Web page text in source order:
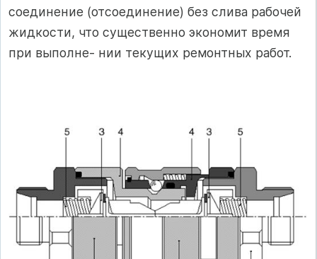
соединение (отсоединение) без слива рабочей
жидкости, что существенно экономит время
при выполне- нии текущих ремонтных работ.